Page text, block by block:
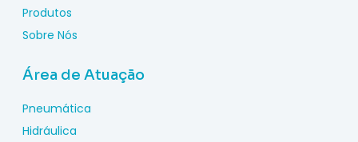
Produtos
Sobre Nós
Área de Atuação
Pneumática
Hidráulica